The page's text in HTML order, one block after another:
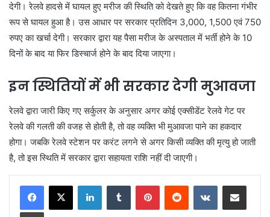
देगी। रेलवे हादसे में घायल हुए मरीज की स्थिति को देखते हुए कि वह कितना गंभीर
रूप से घायल हुआ है। उस आधार पर सरकार प्रतिदिन 3,000, 1,500 एवं 750
रुपए का खर्चा देगी। सरकार द्वारा यह पैसा मरीज के अस्पताल में भर्ती होने के 10
दिनों के बाद या फिर डिस्चार्ज होने के बाद दिया जाएगा।
इन स्थितियों में भी सरकार देगी मुआवजा
रेलवे द्वारा जारी किए गए सर्कुलर के अनुसार अगर कोई एक्सीडेंट रेलवे गेट पर
रेलवे की गलती की वजह से होती है, तो वह व्यक्ति भी मुआवजा पाने का हकदार
होगा। जबकि रेलवे स्टेशन पर करंट लगने से अगर किसी व्यक्ति की मृत्यु हो जाती
है, तो इस स्थिति में सरकार द्वारा सहायता राशि नहीं दी जाएगी।
LinkedInTumblr PinterestReddit VKontakteShare via Email
Print